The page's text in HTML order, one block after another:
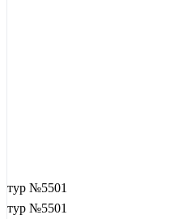
тур №5501
тур №5501